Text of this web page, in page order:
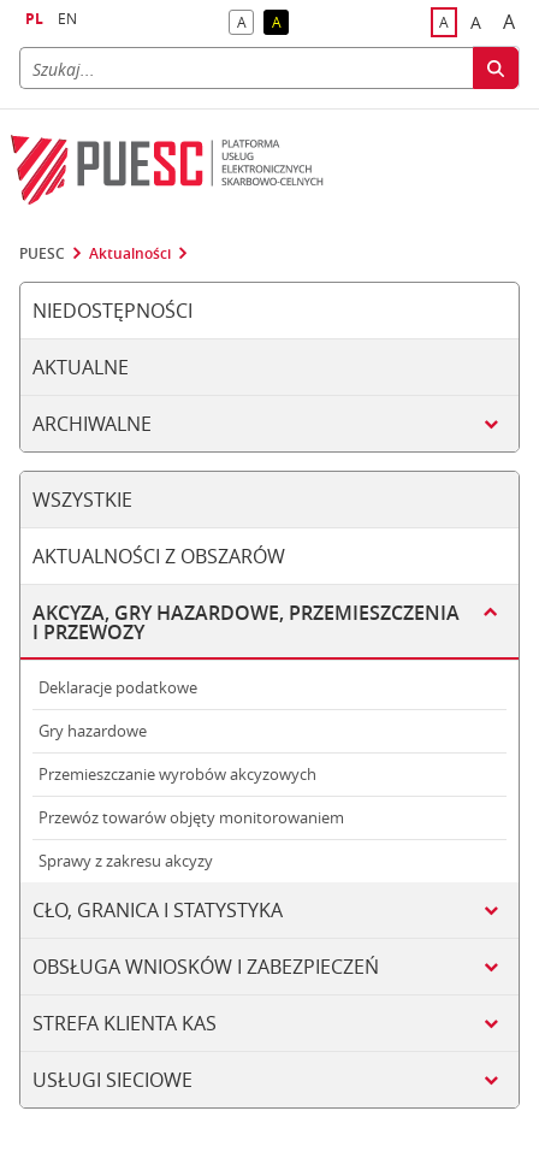
PL EN Akontrast domyślny
Akontrast żółty tekst na czarnym tle
Adomyślna
A A
PUESC Aktualności
NIEDOSTĘPNOŚCI
AKTUALNE
ARCHIWALNE
WSZYSTKIE
AKTUALNOŚCI Z OBSZARÓW
AKCYZA, GRY HAZARDOWE, PRZEMIESZCZENIA
I PRZEWOZY
Deklaracje podatkowe
Gry hazardowe
Przemieszczanie wyrobów akcyzowych
Przewóz towarów objęty monitorowaniem
Sprawy z zakresu akcyzy
CŁO, GRANICA I STATYSTYKA
OBSŁUGA WNIOSKÓW I ZABEZPIECZEŃ
STREFA KLIENTA KAS
USŁUGI SIECIOWE